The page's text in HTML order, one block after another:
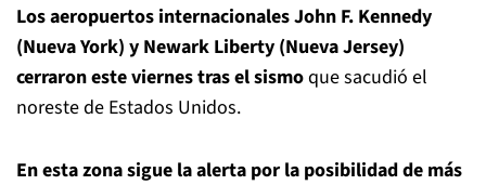
Los aeropuertos internacionales John F. Kennedy
(Nueva York) y Newark Liberty (Nueva Jersey)
cerraron este viernes tras el sismoque sacudió el
noreste de Estados Unidos.
En esta zona sigue la alerta por la posibilidad de más